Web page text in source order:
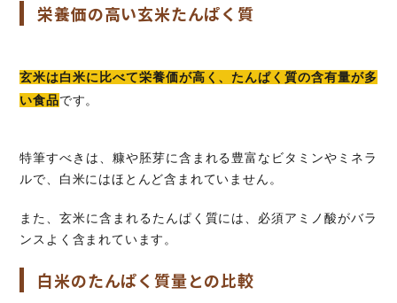
栄養価の高い玄米たんぱく質
玄米は白米に比べて栄養価が高く、たんぱく質の含有量が多
い食品です。
特筆すべきは、糠や胚芽に含まれる豊富なビタミンやミネラ
ルで、白米にはほとんど含まれていません。
また、玄米に含まれるたんぱく質には、必須アミノ酸がバラ
ンスよく含まれています。
白米のたんぱく質量との比較